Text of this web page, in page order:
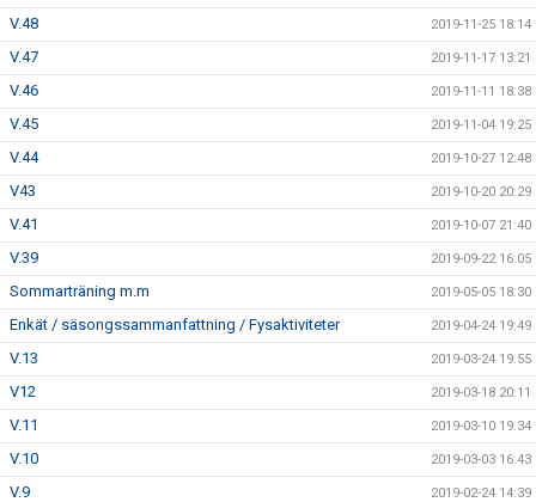
V.48 2019-11-25 18:14
V.47 2019-11-17 13:21
V.46 2019-11-11 18:38
V.45 2019-11-04 19:25
V.44 2019-10-27 12:48
V43 2019-10-20 20:29
V.41 2019-10-07 21:40
V.39 2019-09-22 16:05
Sommarträning m.m 2019-05-05 18:30
Enkät / säsongssammanfattning / Fysaktiviteter 2019-04-24 19:49
V.13 2019-03-24 19:55
V12 2019-03-18 20:11
V.11 2019-03-10 19:34
V.10 2019-03-03 16:43
V.9 2019-02-24 14:39